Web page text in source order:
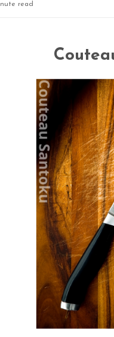
read